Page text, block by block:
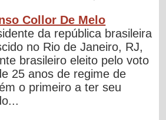
Collor De Melo
da república brasileira
no Rio de Janeiro, RJ,
brasileiro eleito pelo voto
25 anos de regime de
o primeiro a ter seu